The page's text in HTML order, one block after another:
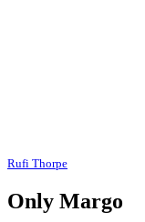
Rufi Thorpe
Only Margo